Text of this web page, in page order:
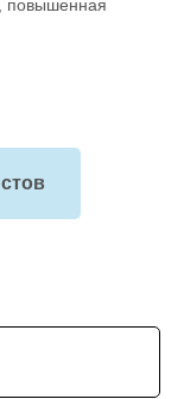
повышенная